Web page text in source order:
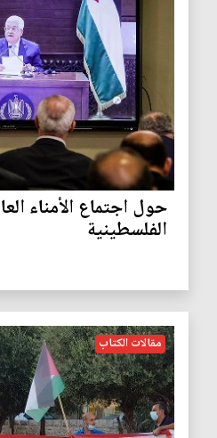
حول اجتماع الأمناء
الفلسطينية
مقالات الكتاب